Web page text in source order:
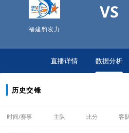
福建豹发力
VS
直播详情 数据分析
历史交锋
时间/赛事 主队 比分 客